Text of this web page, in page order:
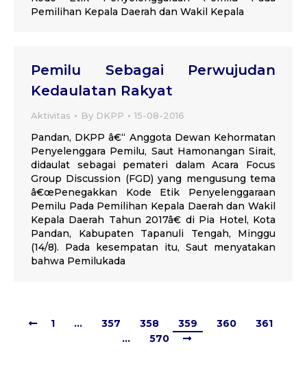
Pemilihan Kepala Daerah dan Wakil Kepala
Pemilu Sebagai Perwujudan
Kedaulatan Rakyat
Aktivitas By DKPP 15-08-2016
Pandan, DKPP â€“ Anggota Dewan Kehormatan
Penyelenggara Pemilu, Saut Hamonangan Sirait,
didaulat sebagai pemateri dalam Acara Focus
Group Discussion (FGD) yang mengusung tema
â€œPenegakkan Kode Etik Penyelenggaraan
Pemilu Pada Pemilihan Kepala Daerah dan Wakil
Kepala Daerah Tahun 2017â€ di Pia Hotel, Kota
Pandan, Kabupaten Tapanuli Tengah, Minggu
(14/8). Pada kesempatan itu, Saut menyatakan
bahwa Pemilukada
1 … 357 358 359 360
361
…
570